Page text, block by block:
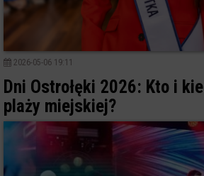
2026-05-06 19:11
Dni Ostrołęki 2026: Kto i
plaży miejskiej?